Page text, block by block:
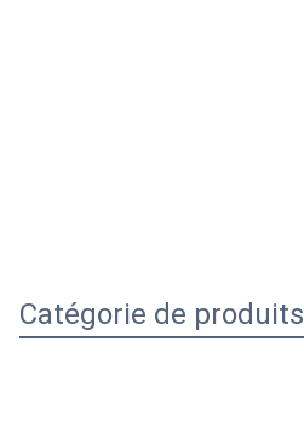
Catégorie de produits